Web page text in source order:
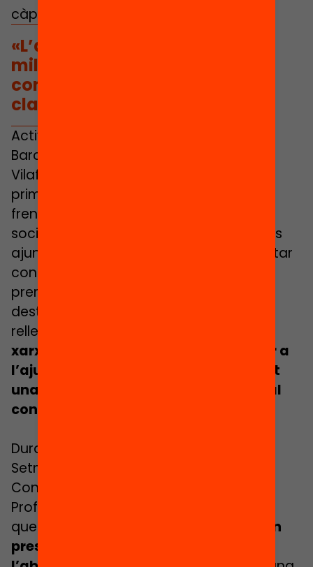
càpsula”.
«L’abandonament ha anat
millorat però no com a
conseqüència d’una política
clara i valenta»
Activitats a Badalona, Artés, Mataró,
Barcelona, Sant Boi, Canet de Mar,
Vilafranca, Tarragona… Ha sigut una
primera Setmana Zero Abandonament
frenètica durant la qual «ha estat la
societat civil la que ha plantejat als seus
ajuntaments que el seu poble ha de lluitar
contra l’abandonament escolar
prematur», explica Alcaide, abans de
destacar dos casos particularment
rellevants:
xarxa que han muntat per interpel·lar a
l’ajuntament i Salt també està creant
una xarxa que demana coordinació al
consistori
Durant la jornada de cloenda de la
Setmana, el dilluns 27 d’octubre, la
Consellera d’Educació i Formació
Professional, Esther Niubó, va anticipar
que
el pròxim 7 de novembre el Govern
presentarà un Pla d’Acció contra